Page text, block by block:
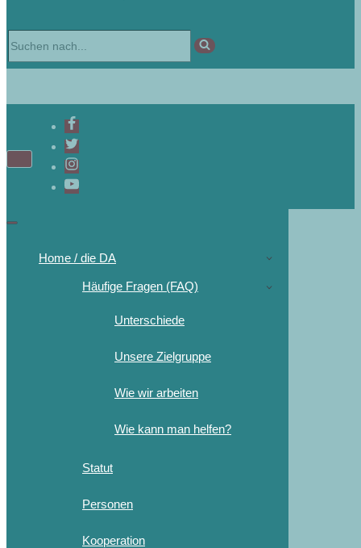
Home / die DA
Häufige Fragen (FAQ)
Unterschiede
Unsere Zielgruppe
Wie wir arbeiten
Wie kann man helfen?
Statut
Personen
Kooperation